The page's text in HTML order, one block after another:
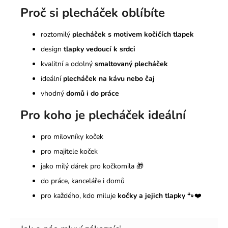
Proč si plecháček oblíbíte
roztomilý plecháček s motivem kočičích tlapek
design tlapky vedoucí k srdci
kvalitní a odolný smaltovaný plecháček
ideálníplecháček na kávu nebo čaj
vhodný domů i do práce
Pro koho je plecháček ideální
pro milovníky koček
pro majitele koček
jako milý dárek pro kočkomila 🎁
do práce, kanceláře i domů
pro každého, kdo miluje kočky a jejich tlapky 🐾❤️